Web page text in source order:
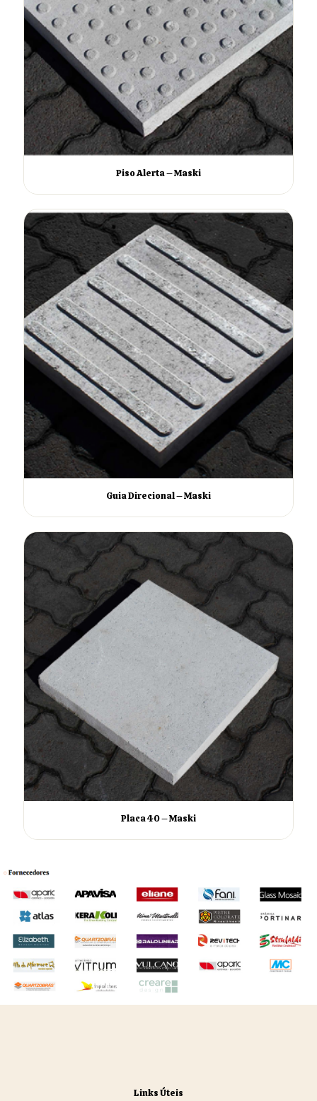
Piso Alerta – Maski
Guia Direcional – Maski
Placa 40 – Maski
Links Úteis